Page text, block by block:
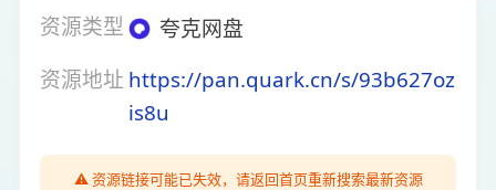
资源类型
夸克网盘
资源地址 https://pan.quark.cn/s/93b627oz
is8u
⚠️ 资源链接可能已失效，请返回首页重新搜索最新资源